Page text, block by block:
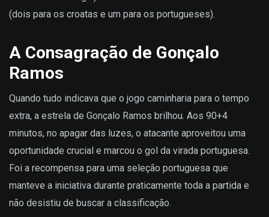
(dois para os croatas e um para os portugueses).
A Consagração de Gonçalo
Ramos
Quando tudo indicava que o jogo caminharia para o tempo
extra, a estrela de Gonçalo Ramos brilhou. Aos 90+4
minutos, no apagar das luzes, o atacante aproveitou uma
oportunidade crucial e marcou o gol da virada portuguesa.
Foi a recompensa para uma seleção portuguesa que
manteve a iniciativa durante praticamente toda a partida e
não desistiu de buscar a classificação.